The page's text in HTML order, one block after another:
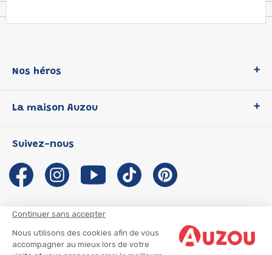
Continuer sans accepter
Nous utilisons des cookies afin de vous
accompagner au mieux lors de votre
Nos héros
P'tit Loup
Les Influenceuses
Migali
Petite Taupe
La maison Auzou
Notre histoire
Auzou s'engage
Auteurs et illustrateurs Auzou
Suivre mon colis
Suivez-nous
CGU